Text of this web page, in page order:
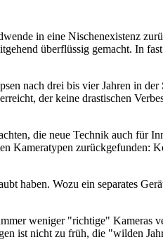
in eine Nischenexistenz
überflüssig gemacht. In
nach drei bis vier Jahren in der
der keine drastischen
die neue Technik auch für
Kameratypen zurückgefunden:
haben. Wozu ein separates
weniger "richtige" Kameras
ist nicht zu früh, die "wilden